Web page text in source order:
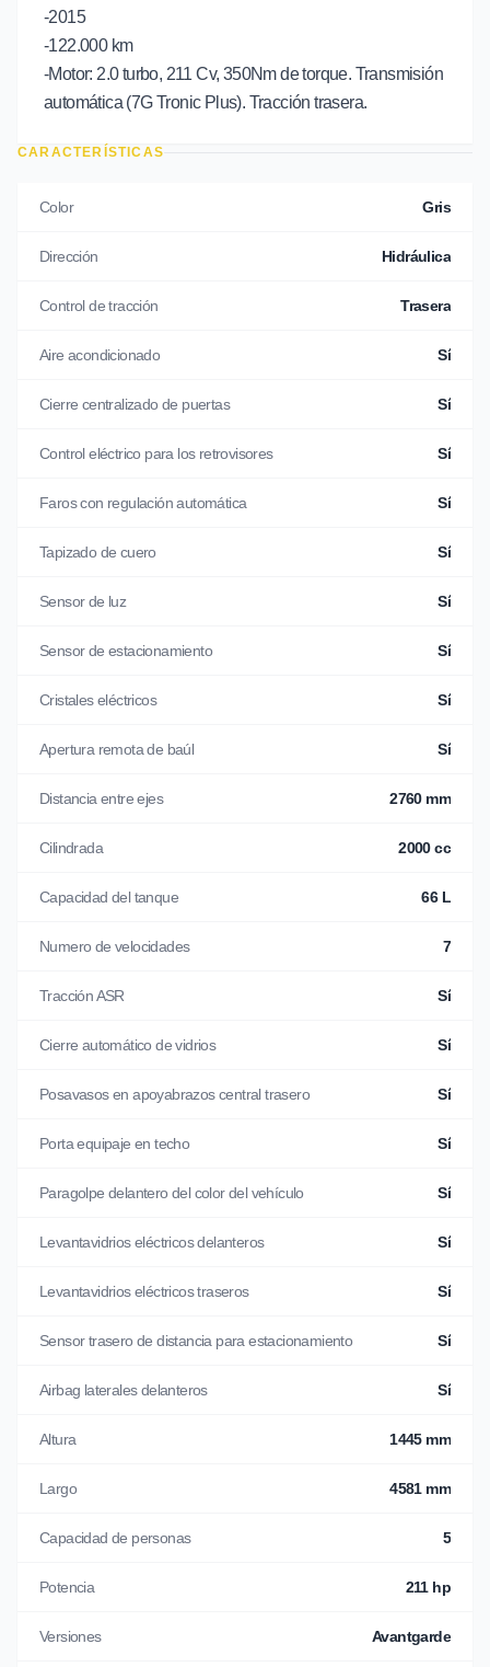
-2015
-122.000 km
-Motor: 2.0 turbo, 211 Cv, 350Nm de torque. Transmisión
automática (7G Tronic Plus). Tracción trasera.
CARACTERÍSTICAS
Color Gris
Dirección Hidráulica
Control de tracción Trasera
Aire acondicionado Sí
Cierre centralizado de puertas Sí
Control eléctrico para los retrovisores Sí
Faros con regulación automática Sí
Tapizado de cuero Sí
Sensor de luz Sí
Sensor de estacionamiento Sí
Cristales eléctricos Sí
Apertura remota de baúl Sí
Distancia entre ejes 2760 mm
Cilindrada 2000 cc
Capacidad del tanque 66 L
Numero de velocidades 7
Tracción ASR Sí
Cierre automático de vidrios Sí
Posavasos en apoyabrazos central trasero Sí
Porta equipaje en techo Sí
Paragolpe delantero del color del vehículo Sí
Levantavidrios eléctricos delanteros Sí
Levantavidrios eléctricos traseros Sí
Sensor trasero de distancia para estacionamiento Sí
Airbag laterales delanteros Sí
Altura 1445 mm
Largo 4581 mm
Capacidad de personas 5
Potencia 211 hp
Versiones Avantgarde